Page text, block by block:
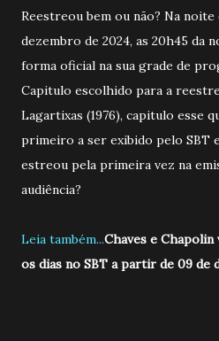
Reestreou bem ou não? Na
dezembro de 2024, as 20h45 da
forma oficial na sua grade de
Capitulo escolhido para a
Lagartixas (1976), capitulo esse
primeiro a ser exibido pelo SBT
estreou pela primeira vez na
audiência?
Leia também...Chaves e
os dias no SBT a partir de 09 de